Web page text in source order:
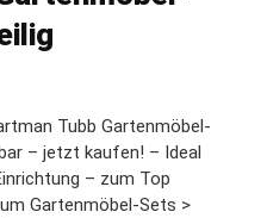
Tubb Gartenmöbel-
– jetzt kaufen! – Ideal
– zum Top
Gartenmöbel-Sets >